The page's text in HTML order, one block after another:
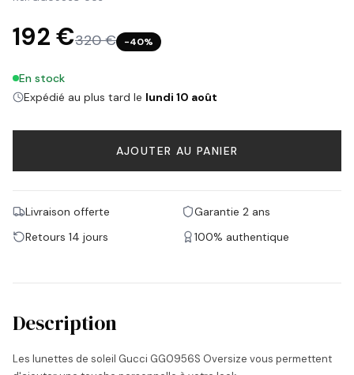
192 €320 € −40%
En stock
Expédié au plus tard le lundi 10 août
AJOUTER AU PANIER
Livraison offerte
Garantie 2 ans
Retours 14 jours
100% authentique
Description
Les lunettes de soleil Gucci GG0956S Oversize vous permettent